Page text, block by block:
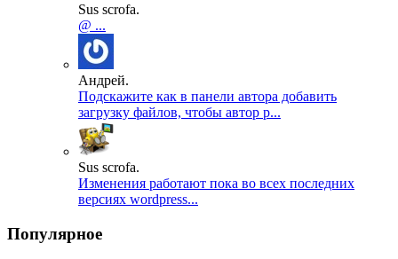
Sus scrofa.
@ ...
Андрей.
Подскажите как в панели автора добавить
загрузку файлов, чтобы автор р...
Sus scrofa.
Изменения работают пока во всех последних
версиях wordpress...
Популярное